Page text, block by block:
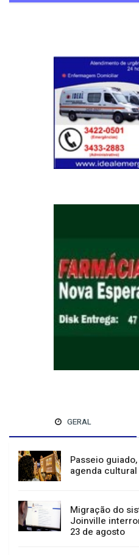
GERAL
Passeio
agenda